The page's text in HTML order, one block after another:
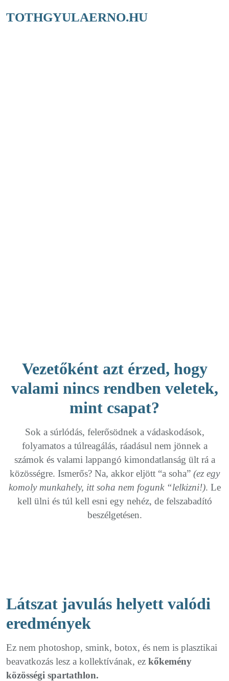
TOTHGYULAERNO.HU
Vezetőként azt érzed, hogy
valami nincs rendben veletek,
mint csapat?
Sok a súrlódás, felerősödnek a vádaskodások,
folyamatos a túlreagálás, ráadásul nem jönnek a
számok és valami lappangó kimondatlanság ült rá a
közösségre. Ismerős? Na, akkor eljött “a soha” (ez egy
komoly munkahely, itt soha nem fogunk “lelkizni!). Le
kell ülni és túl kell esni egy nehéz, de felszabadító
beszélgetésen.
Látszat javulás helyett valódi
eredmények
Ez nem photoshop, smink, botox, és nem is plasztikai
beavatkozás lesz a kollektívának, ez kőkemény
közösségi spartathlon.